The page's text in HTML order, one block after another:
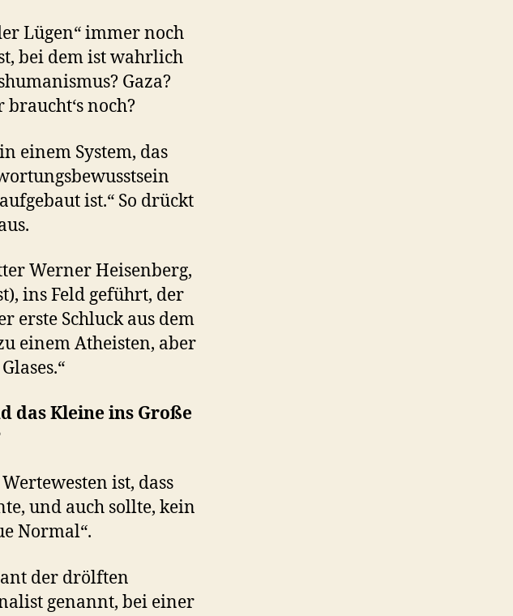
Lügen“ immer noch
bei dem ist wahrlich
Gaza?
noch?
einem System, das
ist.“ So drückt
Werner Heisenberg,
ins Feld geführt, der
erste Schluck aus dem
einem Atheisten, aber
das Kleine ins Große
ist, dass
und auch sollte, kein
Normal“.
der drölften
genannt, bei einer